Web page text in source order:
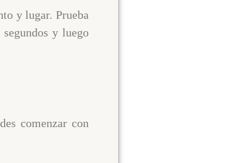
y lugar. Prueba
y luego
comenzar con